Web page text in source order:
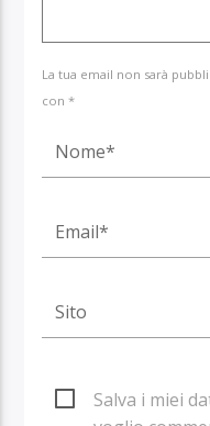
La tua email non sarà
con *
Salva i miei